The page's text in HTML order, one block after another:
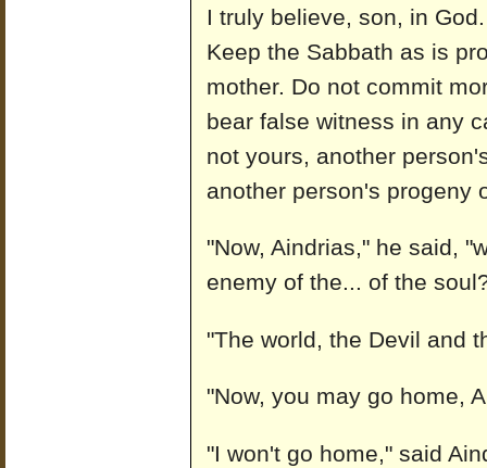
I truly believe, son, in
Keep the Sabbath as is
mother. Do not commit
bear false witness in any
not yours, another
another person's progeny
"Now, Aindrias," he said,
enemy of the... of the
"The world, the Devil and
"Now, you may go home,
"I won't go home," said